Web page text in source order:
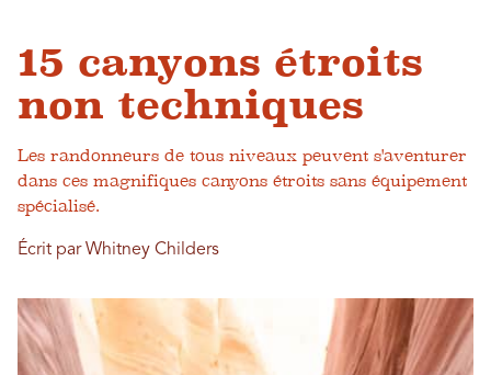
15 canyons étroits
non techniques
Les randonneurs de tous niveaux peuvent s'aventurer
dans ces magnifiques canyons étroits sans équipement
spécialisé.
Écrit par Whitney Childers